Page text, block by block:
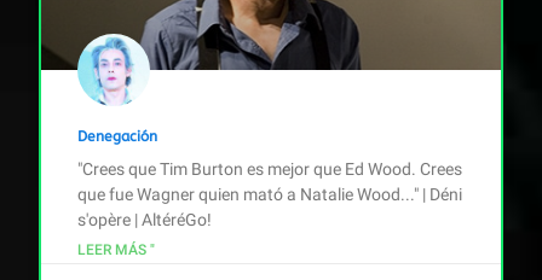
Denegación
"Crees que Tim Burton es mejor que Ed Wood. Crees
que fue Wagner quien mató a Natalie Wood..." | Déni
s'opère | AltéréGo!
LEER MÁS "